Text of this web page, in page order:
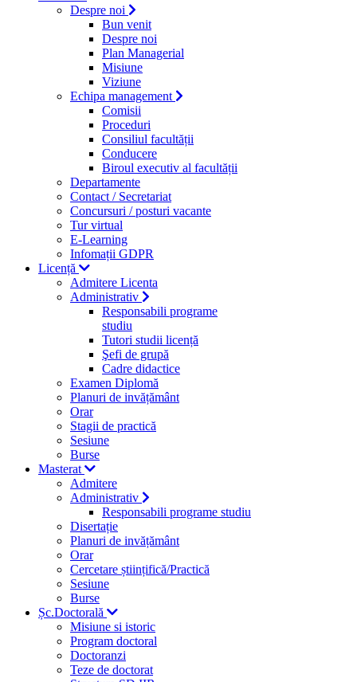
Despre noi
Bun venit
Despre noi
Plan Managerial
Misiune
Viziune
Echipa management
Comisii
Proceduri
Consiliul facultății
Conducere
Biroul executiv al facultății
Departamente
Contact / Secretariat
Concursuri / posturi vacante
Tur virtual
E-Learning
Infomații GDPR
Licență
Admitere Licenta
Administrativ
Responsabili programe
studiu
Tutori studii licență
Şefi de grupă
Cadre didactice
Examen Diplomă
Planuri de invățământ
Orar
Stagii de practică
Sesiune
Burse
Masterat
Admitere
Administrativ
Responsabili programe studiu
Disertație
Planuri de invățământ
Orar
Cercetare științifică/Practică
Sesiune
Burse
Șc.Doctorală
Misiune si istoric
Program doctoral
Doctoranzi
Teze de doctorat